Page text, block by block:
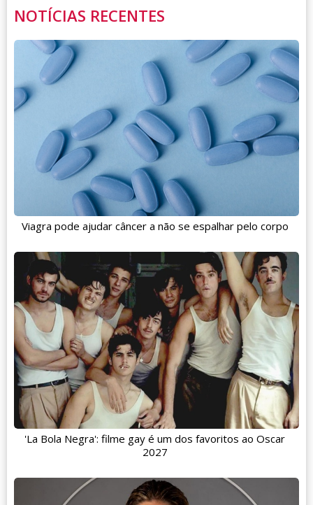
NOTÍCIAS RECENTES
Viagra pode ajudar câncer a não se espalhar pelo corpo
'La Bola Negra': filme gay é um dos favoritos ao Oscar
2027